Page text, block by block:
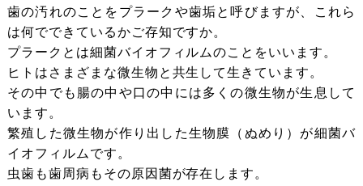
歯の汚れのことをプラークや歯垢と呼びますが、これら
は何でできているかご存知ですか。
プラークとは細菌バイオフィルムのことをいいます。
ヒトはさまざまな微生物と共生して生きています。
その中でも腸の中や口の中には多くの微生物が生息して
います。
繁殖した微生物が作り出した生物膜（ぬめり）が細菌バ
イオフィルムです。
虫歯も歯周病もその原因菌が存在します。